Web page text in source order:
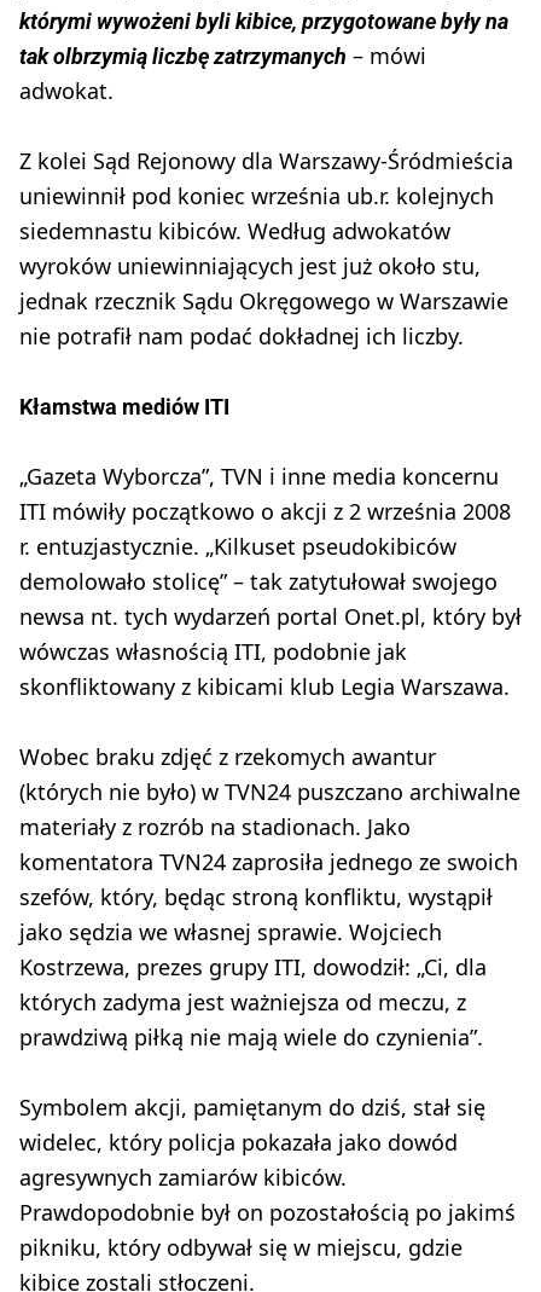
którymi wywożeni byli kibice, przygotowane były na
tak olbrzymią liczbę zatrzymanych – mówi
adwokat.
Z kolei Sąd Rejonowy dla Warszawy-Śródmieścia
uniewinnił pod koniec września ub.r. kolejnych
siedemnastu kibiców. Według adwokatów
wyroków uniewinniających jest już około stu,
jednak rzecznik Sądu Okręgowego w Warszawie
nie potrafił nam podać dokładnej ich liczby.
Kłamstwa mediów ITI
„Gazeta Wyborcza”, TVN i inne media koncernu
ITI mówiły początkowo o akcji z 2 września 2008
r. entuzjastycznie. „Kilkuset pseudokibiców
demolowało stolicę” – tak zatytułował swojego
newsa nt. tych wydarzeń portal Onet.pl, który był
wówczas własnością ITI, podobnie jak
skonfliktowany z kibicami klub Legia Warszawa.
Wobec braku zdjęć z rzekomych awantur
(których nie było) w TVN24 puszczano archiwalne
materiały z rozrób na stadionach. Jako
komentatora TVN24 zaprosiła jednego ze swoich
szefów, który, będąc stroną konfliktu, wystąpił
jako sędzia we własnej sprawie. Wojciech
Kostrzewa, prezes grupy ITI, dowodził: „Ci, dla
których zadyma jest ważniejsza od meczu, z
prawdziwą piłką nie mają wiele do czynienia”.
Symbolem akcji, pamiętanym do dziś, stał się
widelec, który policja pokazała jako dowód
agresywnych zamiarów kibiców.
Prawdopodobnie był on pozostałością po jakimś
pikniku, który odbywał się w miejscu, gdzie
kibice zostali stłoczeni.